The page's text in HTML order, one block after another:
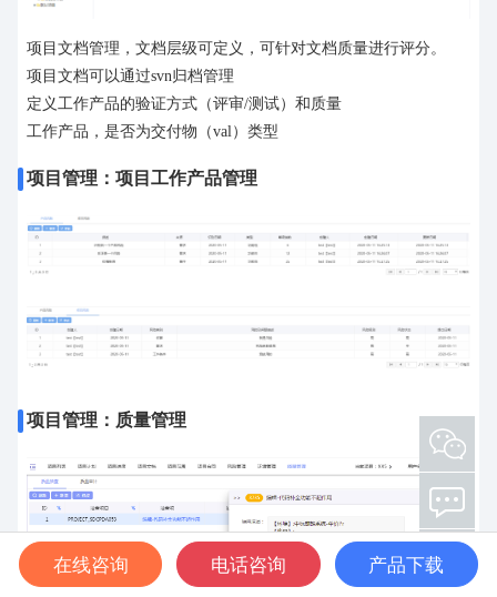
项目文档管理，文档层级可定义，可针对文档质量进行评分。
项目文档可以通过svn归档管理
定义工作产品的验证方式（评审/测试）和质量
工作产品，是否为交付物（val）类型
项目管理：项目工作产品管理
项目管理：质量管理
在线咨询 电话咨询 产品下载